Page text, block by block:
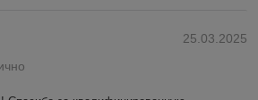
25.03.2025